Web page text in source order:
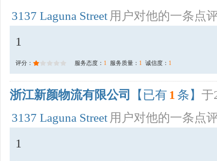
3137 Laguna Street 用户对他的一条点
1
评分： 服务态度： 1 服务质量： 1 诚信度： 1
浙江新颜物流有限公司 【已有 1 条】 于
3137 Laguna Street 用户对他的一条点
1